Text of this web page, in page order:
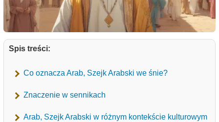
Spis treści:
Co oznacza Arab, Szejk Arabski we śnie?
Znaczenie w sennikach
Arab, Szejk Arabski w różnym kontekście kulturowym